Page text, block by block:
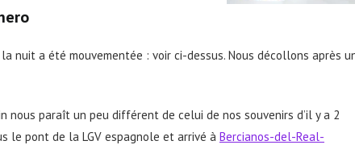
nuit a été mouvementée : voir ci-dessus. Nous décollons après
nous paraît un peu différent de celui de nos souvenirs d’il y a 2
le pont de la LGV espagnole et arrivé à Bercianos-del-Real-